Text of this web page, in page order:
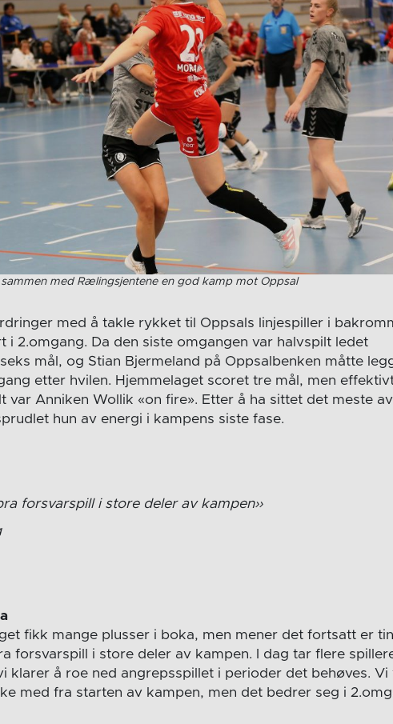
med Rælingsjentene en god kamp mot Oppsal
med å takle rykket til Oppsals linjespiller i
i 2.omgang. Da den siste omgangen var halvspilt ledet
mål, og Stian Bjermeland på Oppsalbenken måtte
etter hvilen. Hjemmelaget scoret tre mål, men effektivt
var Anniken Wollik «on fire». Etter å ha sittet det meste
hun av energi i kampens siste fase.
forsvarspill i store deler av kampen
fikk mange plusser i boka, men mener det fortsatt er
forsvarspill i store deler av kampen. I dag tar flere
klarer å roe ned angrepsspillet i perioder det behøves. Vi
med fra starten av kampen, men det bedrer seg i